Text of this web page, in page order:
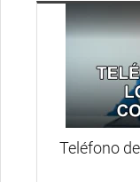
Teléfono